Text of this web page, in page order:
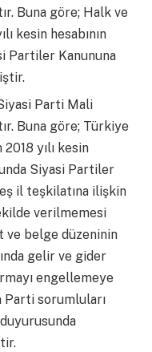
Buna göre; Halk ve
kesin hesabının
Partiler Kanununa
Parti Mali
Buna göre; Türkiye
yılı kesin
Siyasi Partiler
il teşkilatına ilişkin
verilmemesi
ve belge düzeninin
gelir ve gider
engellemeye
sorumluları
duyurusunda